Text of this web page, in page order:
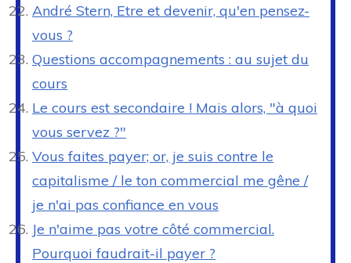
André Stern, Etre et devenir, qu'en pensez-
vous ?
Questions accompagnements : au sujet du
cours
Le cours est secondaire ! Mais alors, "à quoi
vous servez ?"
Vous faites payer; or, je suis contre le
capitalisme / le ton commercial me gêne /
je n'ai pas confiance en vous
Je n'aime pas votre côté commercial.
Pourquoi faudrait-il payer ?